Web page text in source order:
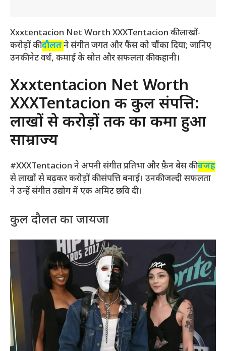
Xxxtentacion Net Worth XXXTentacion की लाखों-
करोड़ों कीदौलतने संगीत जगत और फैंस को चौंका दिया; जानिए
उनकी नेट वर्थ, कमाई के स्रोत और सफलता की कहानी।
Xxxtentacion Net Worth
XXXTentacion की कुल संपत्ति:
लाखों से करोड़ों तक का कमा हुआ
साम्राज्य
#XXXTentacion ने अपनी संगीत प्रतिभा और फ़ैन बेस कीवजह
से लाखों से बढ़कर करोड़ों की संपत्ति बनाई। उनकी जल्दी सफलता
ने उन्हें संगीत उद्योग में एक अमिट छवि दी।
कुल दौलत का जायजा